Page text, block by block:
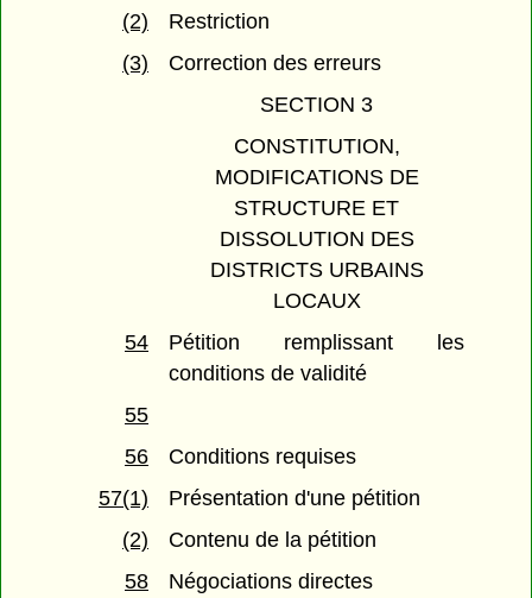
(2)
Restriction
(3)
Correction des erreurs
SECTION 3
CONSTITUTION,
MODIFICATIONS DE
STRUCTURE ET
DISSOLUTION DES
DISTRICTS URBAINS
LOCAUX
54
Pétition remplissant les
conditions de validité
55
56
Conditions requises
57(1)
Présentation d'une pétition
(2)
Contenu de la pétition
58
Négociations directes